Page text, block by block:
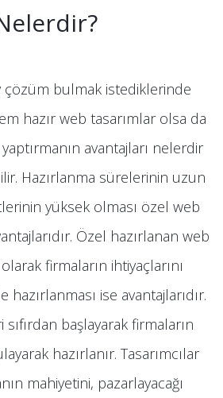
çözüm bulmak istediklerinde
hazır web tasarımlar olsa da
avantajları nelerdir
Hazırlanma sürelerinin uzun
yüksek olması özel web
Özel hazırlanan web
firmaların ihtiyaçlarını
hazırlanması ise avantajlarıdır.
başlayarak firmaların
hazırlanır. Tasarımcılar
mahiyetini, pazarlayacağı